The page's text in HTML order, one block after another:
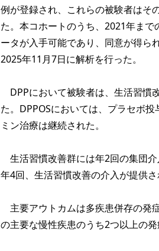
例が登録され、これらの被験者はそ
た。本コホートのうち、2021年ま
ータが入手可能であり、同意が得ら
2025年11月7日に解析を行った。
DPPにおいて被験者は、生活習慣
た。DPPOSにおいては、プラセボ
ミン治療は継続された。
生活習慣改善群には年2回の集団
年4回、生活習慣改善の介入が提供さ
主要アウトカムは多疾患併存の発
の主要な慢性疾患のうち2つ以上の